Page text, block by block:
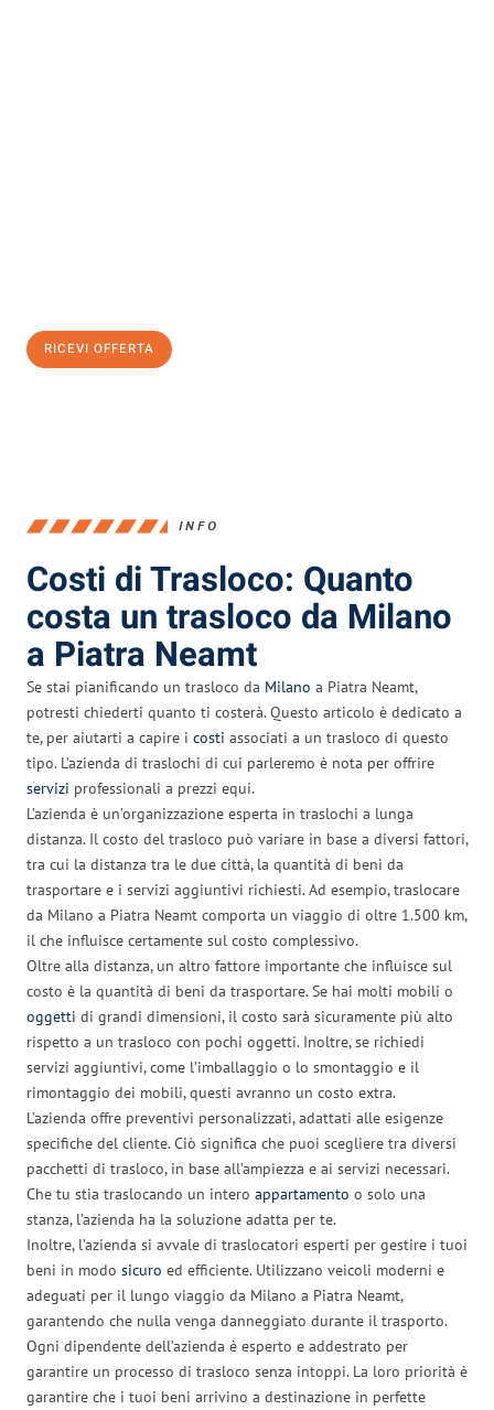
RICEVI OFFERTA
INFO
Costi di Trasloco: Quanto
costa un trasloco da Milano
a Piatra Neamt
Se stai pianificando un trasloco da Milano a Piatra Neamt,
potresti chiederti quanto ti costerà. Questo articolo è dedicato a
te, per aiutarti a capire i costi associati a un trasloco di questo
tipo. L’azienda di traslochi di cui parleremo è nota per offrire
servizi professionali a prezzi equi.
L’azienda è un’organizzazione esperta in traslochi a lunga
distanza. Il costo del trasloco può variare in base a diversi fattori,
tra cui la distanza tra le due città, la quantità di beni da
trasportare e i servizi aggiuntivi richiesti. Ad esempio, traslocare
da Milano a Piatra Neamt comporta un viaggio di oltre 1.500 km,
il che influisce certamente sul costo complessivo.
Oltre alla distanza, un altro fattore importante che influisce sul
costo è la quantità di beni da trasportare. Se hai molti mobili o
oggetti di grandi dimensioni, il costo sarà sicuramente più alto
rispetto a un trasloco con pochi oggetti. Inoltre, se richiedi
servizi aggiuntivi, come l’imballaggio o lo smontaggio e il
rimontaggio dei mobili, questi avranno un costo extra.
L’azienda offre preventivi personalizzati, adattati alle esigenze
specifiche del cliente. Ciò significa che puoi scegliere tra diversi
pacchetti di trasloco, in base all’ampiezza e ai servizi necessari.
Che tu stia traslocando un intero appartamento o solo una
stanza, l’azienda ha la soluzione adatta per te.
Inoltre, l’azienda si avvale di traslocatori esperti per gestire i tuoi
beni in modo sicuro ed efficiente. Utilizzano veicoli moderni e
adeguati per il lungo viaggio da Milano a Piatra Neamt,
garantendo che nulla venga danneggiato durante il trasporto.
Ogni dipendente dell’azienda è esperto e addestrato per
garantire un processo di trasloco senza intoppi. La loro priorità è
garantire che i tuoi beni arrivino a destinazione in perfette